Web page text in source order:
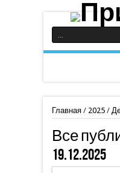
Главная/ 2025/
Все
19.12.2025